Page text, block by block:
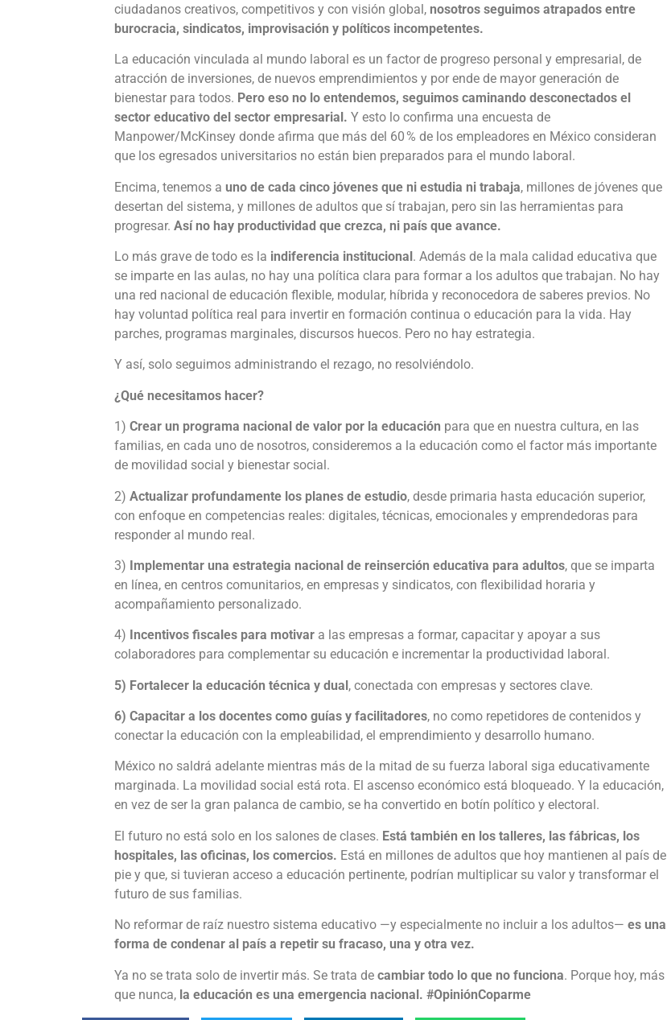
ciudadanos creativos, competitivos y con visión global, nosotros seguimos atrapados entre
burocracia, sindicatos, improvisación y políticos incompetentes.
La educación vinculada al mundo laboral es un factor de progreso personal y empresarial, de
atracción de inversiones, de nuevos emprendimientos y por ende de mayor generación de
bienestar para todos. Pero eso no lo entendemos, seguimos caminando desconectados el
sector educativo del sector empresarial. Y esto lo confirma una encuesta de
Manpower/McKinsey donde afirma que más del 60 % de los empleadores en México consideran
que los egresados universitarios no están bien preparados para el mundo laboral.
Encima, tenemos a uno de cada cinco jóvenes que ni estudia ni trabaja, millones de jóvenes que
desertan del sistema, y millones de adultos que sí trabajan, pero sin las herramientas para
progresar. Así no hay productividad que crezca, ni país que avance.
Lo más grave de todo es la indiferencia institucional. Además de la mala calidad educativa que
se imparte en las aulas, no hay una política clara para formar a los adultos que trabajan. No hay
una red nacional de educación flexible, modular, híbrida y reconocedora de saberes previos. No
hay voluntad política real para invertir en formación continua o educación para la vida. Hay
parches, programas marginales, discursos huecos. Pero no hay estrategia.
Y así, solo seguimos administrando el rezago, no resolviéndolo.
¿Qué necesitamos hacer?
1) Crear un programa nacional de valor por la educación para que en nuestra cultura, en las
familias, en cada uno de nosotros, consideremos a la educación como el factor más importante
de movilidad social y bienestar social.
2) Actualizar profundamente los planes de estudio, desde primaria hasta educación superior,
con enfoque en competencias reales: digitales, técnicas, emocionales y emprendedoras para
responder al mundo real.
3) Implementar una estrategia nacional de reinserción educativa para adultos, que se imparta
en línea, en centros comunitarios, en empresas y sindicatos, con flexibilidad horaria y
acompañamiento personalizado.
4) Incentivos fiscales para motivar a las empresas a formar, capacitar y apoyar a sus
colaboradores para complementar su educación e incrementar la productividad laboral.
5) Fortalecer la educación técnica y dual, conectada con empresas y sectores clave.
6) Capacitar a los docentes como guías y facilitadores, no como repetidores de contenidos y
conectar la educación con la empleabilidad, el emprendimiento y desarrollo humano.
México no saldrá adelante mientras más de la mitad de su fuerza laboral siga educativamente
marginada. La movilidad social está rota. El ascenso económico está bloqueado. Y la educación,
en vez de ser la gran palanca de cambio, se ha convertido en botín político y electoral.
El futuro no está solo en los salones de clases. Está también en los talleres, las fábricas, los
hospitales, las oficinas, los comercios. Está en millones de adultos que hoy mantienen al país de
pie y que, si tuvieran acceso a educación pertinente, podrían multiplicar su valor y transformar el
futuro de sus familias.
No reformar de raíz nuestro sistema educativo —y especialmente no incluir a los adultos— es una
forma de condenar al país a repetir su fracaso, una y otra vez.
Ya no se trata solo de invertir más. Se trata de cambiar todo lo que no funciona. Porque hoy, más
que nunca, la educación es una emergencia nacional. #OpiniónCoparme